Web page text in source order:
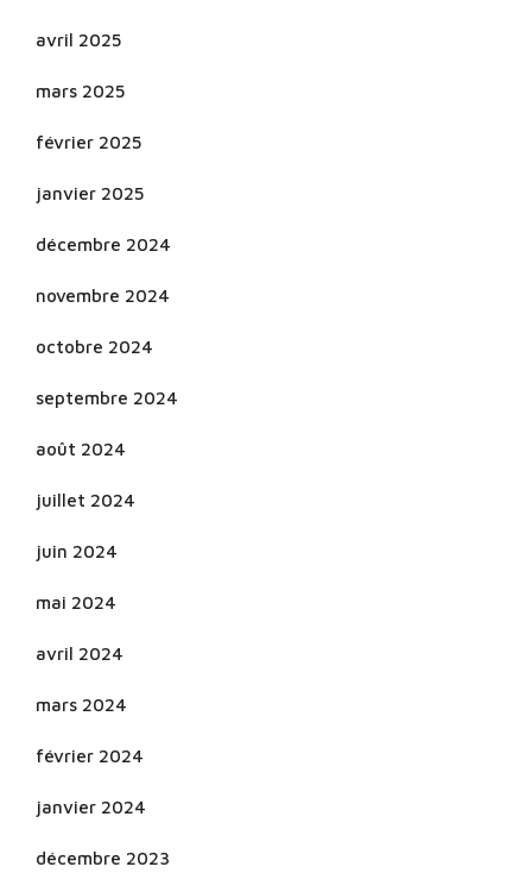
avril 2025
mars 2025
février 2025
janvier 2025
décembre 2024
novembre 2024
octobre 2024
septembre 2024
août 2024
juillet 2024
juin 2024
mai 2024
avril 2024
mars 2024
février 2024
janvier 2024
décembre 2023